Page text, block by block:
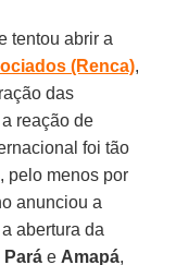
tentou abrir a
(Renca),
das
reação de
foi tão
pelo menos por
anunciou a
abertura da
Pará e Amapá,